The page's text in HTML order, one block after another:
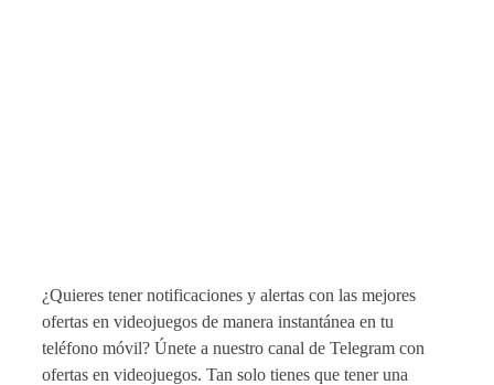
¿Quieres tener notificaciones y alertas con las mejores
ofertas en videojuegos de manera instantánea en tu
teléfono móvil? Únete a nuestro canal de Telegram con
ofertas en videojuegos. Tan solo tienes que tener una